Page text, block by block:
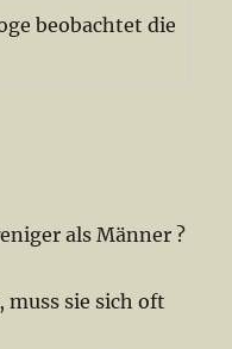
beobachtet die
als Männer ?
muss sie sich oft